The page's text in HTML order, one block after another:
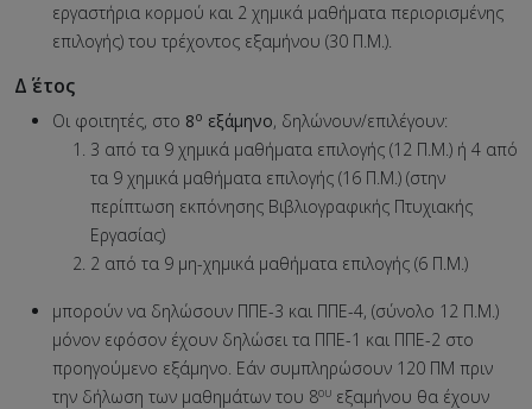
εργαστήρια κορμού και 2 χημικά μαθήματα περιορισμένης
επιλογής) του τρέχοντος εξαμήνου (30 Π.Μ.).
Δ΄ έτος
Οι φοιτητές, στο 8ο εξάμηνο, δηλώνουν/επιλέγουν:
3 από τα 9 χημικά μαθήματα επιλογής (12 Π.Μ.) ή 4 από
τα 9 χημικά μαθήματα επιλογής (16 Π.Μ.) (στην
περίπτωση εκπόνησης Βιβλιογραφικής Πτυχιακής
Εργασίας)
2 από τα 9 μη-χημικά μαθήματα επιλογής (6 Π.Μ.)
μπορούν να δηλώσουν ΠΠΕ-3 και ΠΠΕ-4, (σύνολο 12 Π.Μ.)
μόνον εφόσον έχουν δηλώσει τα ΠΠΕ-1 και ΠΠΕ-2 στο
προηγούμενο εξάμηνο. Εάν συμπληρώσουν 120 ΠΜ πριν
την δήλωση των μαθημάτων του 8ου εξαμήνου θα έχουν